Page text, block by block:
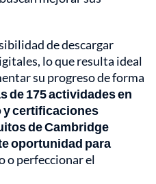
de descargar
lo que resulta ideal
su progreso de forma
de 175 actividades en
y certificaciones
de Cambridge
oportunidad para
o perfeccionar el